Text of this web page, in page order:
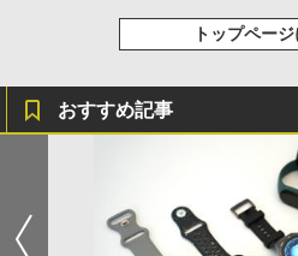
トップペー
おすすめ記事